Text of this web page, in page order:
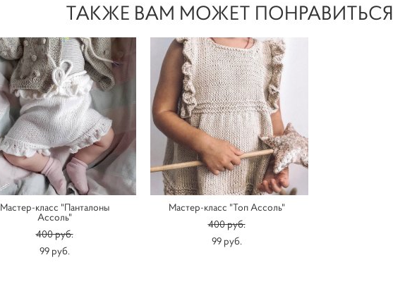
ТАКЖЕ ВАМ МОЖЕТ ПОНРАВИТЬСЯ
Мастер-класс "Панталоны
Ассоль"
400 pуб.
99 pуб.
Мастер-класс "Топ Ассоль"
400 pуб.
99 pуб.